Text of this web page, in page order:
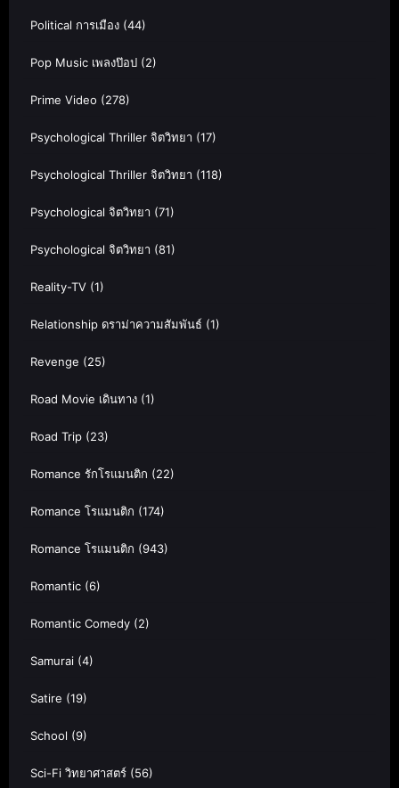
Political การเมือง (44)
Pop Music เพลงป๊อป (2)
Prime Video (278)
Psychological Thriller จิตวิทยา (17)
Psychological Thriller จิตวิทยา (118)
Psychological จิตวิทยา (71)
Psychological จิตวิทยา (81)
Reality-TV (1)
Relationship ดราม่าความสัมพันธ์ (1)
Revenge (25)
Road Movie เดินทาง (1)
Road Trip (23)
Romance รักโรแมนติก (22)
Romance โรแมนติก (174)
Romance โรแมนติก (943)
Romantic (6)
Romantic Comedy (2)
Samurai (4)
Satire (19)
School (9)
Sci-Fi วิทยาศาสตร์ (56)